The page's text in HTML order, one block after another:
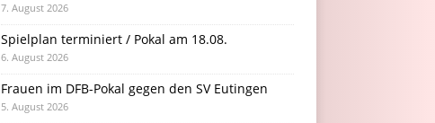
7. August 2026
Spielplan terminiert / Pokal am 18.08.
6. August 2026
Frauen im DFB-Pokal gegen den SV Eutingen
5. August 2026